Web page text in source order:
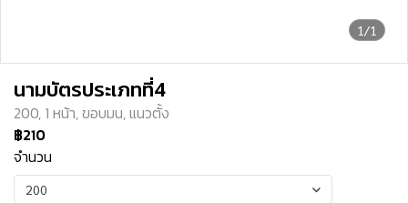
1/1
นามบัตรประเภทที่4
200, 1 หน้า, ขอบมน, แนวตั้ง
฿210
จำนวน
200